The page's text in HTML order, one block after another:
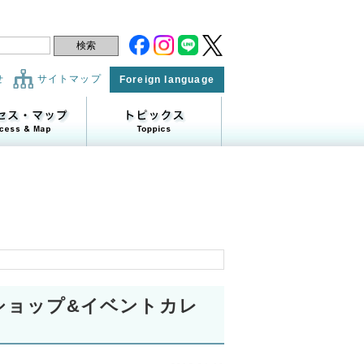
サイトマップ Foreign language
ップ&イベントカレ